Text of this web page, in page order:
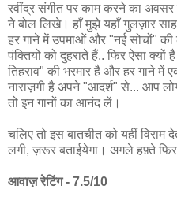
रवींद्र संगीत पर काम करने का
ने बोल लिखे। हाँ मुझे यहाँ गुलज़ार
हर गाने में उपमाओं और "नई सोचों"
पंक्तियों को दुहराते हैं.. फिर ऐसा
तिहराव" की भरमार है और हर गाने में
नाराज़गी है अपने "आदर्श" से... आप
तो इन गानों का आनंद लें।
चलिए तो इस बातचीत को यहीं
लगी, ज़रूर बताईयेगा। अगले हफ़्ते
आवाज़ रेटिंग - 7.5/10